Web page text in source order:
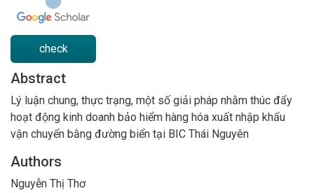
check
Abstract
Lý luận chung, thực trạng, một số giải pháp nhằm thúc đẩy
hoạt động kinh doanh bảo hiểm hàng hóa xuất nhập khẩu
vận chuyển bằng đường biển tại BIC Thái Nguyên
Authors
Nguyễn Thị Thơ